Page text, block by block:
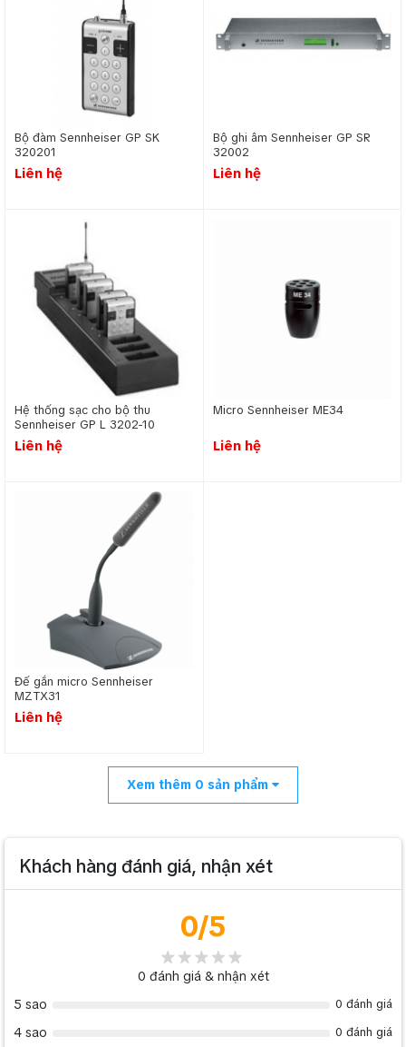
Bộ đàm Sennheiser GP SK
3202­0­1
Liên hệ
Bộ ghi âm Sennheiser GP SR
3200­2
Liên hệ
Hệ thống sạc cho bộ thu
Sennheiser GP L 3202-­10
Liên hệ
Micro Sennheiser ME34
Liên hệ
Đế gắn micro Sennheiser
MZTX31
Liên hệ
Xem thêm 0 sản phẩm
Khách hàng đánh giá, nhận xét
0/5
0 đánh giá & nhận xét
5 sao
0 đánh giá
4 sao 0 đánh giá